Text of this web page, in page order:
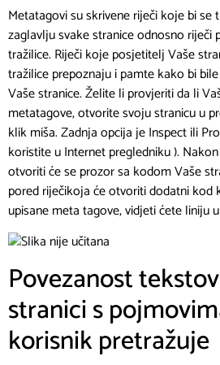
Metatagovi su skrivene riječi koje bi se
zaglavlju svake stranice odnosno riječi
tražilice. Riječi koje posjetitelj Vaše
tražilice prepoznaju i pamte kako bi
Vaše stranice. Želite li provjeriti da li
metatagove, otvorite svoju stranicu u
klik miša. Zadnja opcija je Inspect ili
koristite u Internet pregledniku ).
otvoriti će se prozor sa kodom Vaše
pored riječikoja će otvoriti dodatni kod
upisane meta tagove, vidjeti ćete liniju
Povezanost
stranici s
korisnik pretražuje